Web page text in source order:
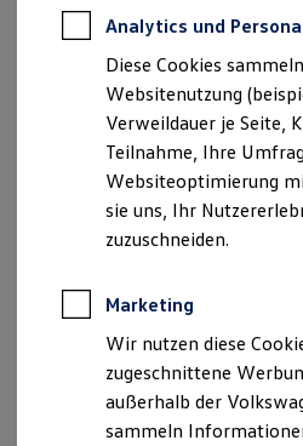
Kfz-Versicherung
Garantien
Wartungsverträge
Geschäftskunden
Professional
Großkunden
Behörden
Direktkunden
Sonderfahrzeuge
Anpfiff zum Gewinn
Elektroautos
ID. Tutorials
Reichweite
Reichweite der
Reichweite im
Verantwortlich für die Inhalte auf
Hermsdorfer Kreuz GmbH (
An der Krümme 2, 07639
info@thiemegruppe.com
Montag
Sonntag
Analytics und
Diese Cookies
Websitenutzung
Verweildauer je Seite,
Teilnahme, Ihre
Websiteoptimierung
sie uns, Ihr
zuzuschneiden.
Marketing
Wir nutzen diese
zugeschnittene
außerhalb der
sammeln